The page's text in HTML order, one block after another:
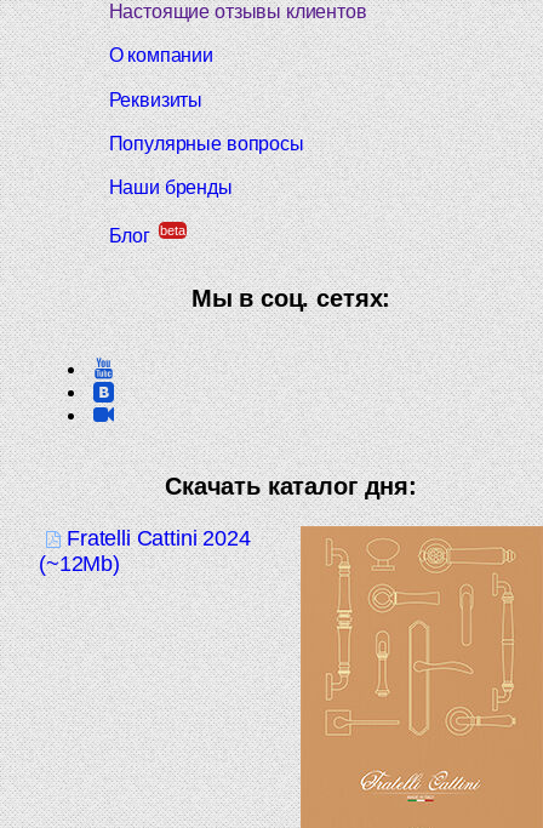
Настоящие отзывы клиентов
О компании
Реквизиты
Популярные вопросы
Наши бренды
Блог beta
Мы в соц. сетях:
Скачать каталог дня:
Fratelli Cattini 2024
(~12Mb)